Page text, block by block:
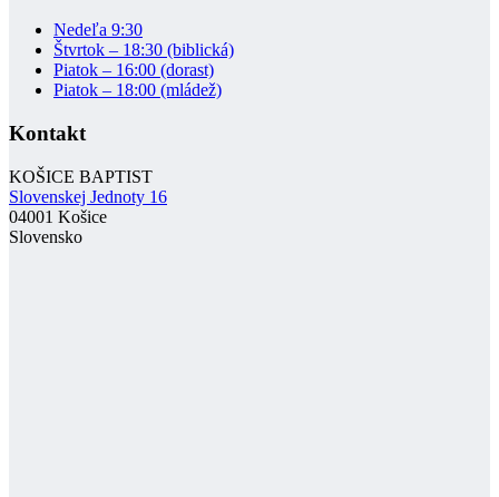
Nedeľa 9:30
Štvrtok – 18:30 (biblická)
Piatok – 16:00 (dorast)
Piatok – 18:00 (mládež)
Kontakt
KOŠICE BAPTIST
Slovenskej Jednoty 16
04001 Košice
Slovensko